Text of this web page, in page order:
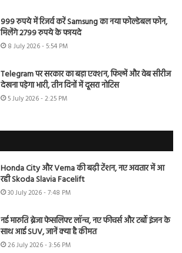
999 रुपये में रिजर्व करें Samsung का नया फोल्डेबल फोन,
मिलेंगे 2799 रुपये के फायदे
8 July 2026 - 5:54 PM
Telegram पर सरकार का बड़ा एक्शन, फिल्में और वेब सीरीज
देखना पड़ेगा भारी, तीन दिनों में दूसरा नोटिस
5 July 2026 - 2:25 PM
Honda City और Verna की बढ़ी टेंशन, नए अवतार में आ
रही Skoda Slavia Facelift
30 July 2026 - 7:48 PM
नई मारुति ब्रेजा फेसलिफ्ट लॉन्च, नए फीचर्स और टर्बो इंजन के
साथ आई SUV, जानें क्या है कीमत
26 July 2026 - 3:56 PM